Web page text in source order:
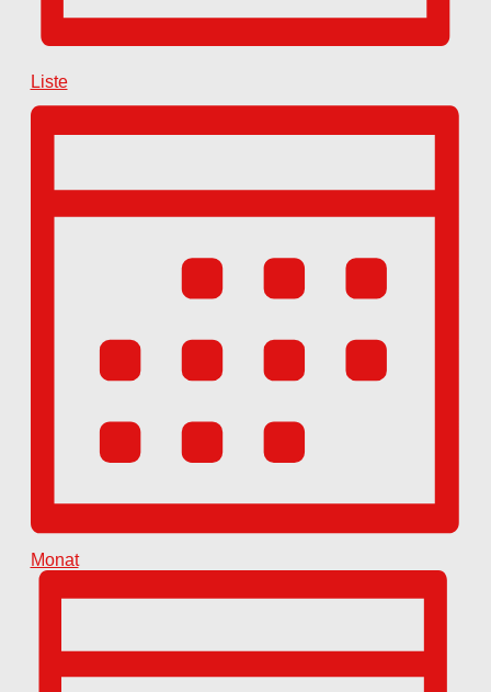
Liste
Monat